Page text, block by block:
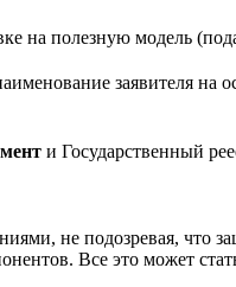
на полезную модель
заявителя на
и Государственный
не подозревая, что
Все это может